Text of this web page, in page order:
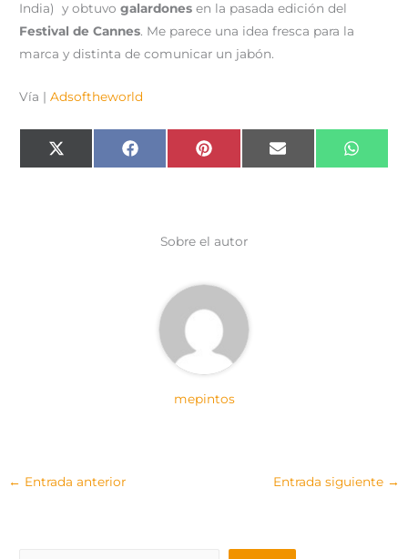
India) y obtuvogalardonesen la pasada edición del
Festival de Cannes. Me parece una idea fresca para la
marca y distinta de comunicar un jabón.
Vía |Adsoftheworld
Compartir
en
X
(
Compartir
en
F
a
Compartir
en
P
i
s
t
Compartir
en
E
m
en
W
h
Sobre el autor
mepintos
← Entrada anterior Entrada siguiente →